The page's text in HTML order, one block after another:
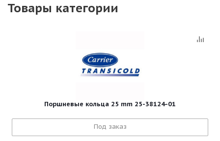
Товары категории
Поршневые кольца 25 mm 25-38124-01
Под заказ